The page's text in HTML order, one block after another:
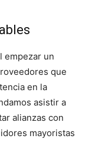
empezar un
que
en la
asistir a
alianzas con
mayoristas